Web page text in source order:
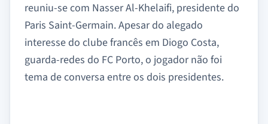
reuniu-se com Nasser Al-Khelaifi, presidente do
Paris Saint-Germain. Apesar do alegado
interesse do clube francês em Diogo Costa,
guarda-redes do FC Porto, o jogador não foi
tema de conversa entre os dois presidentes.